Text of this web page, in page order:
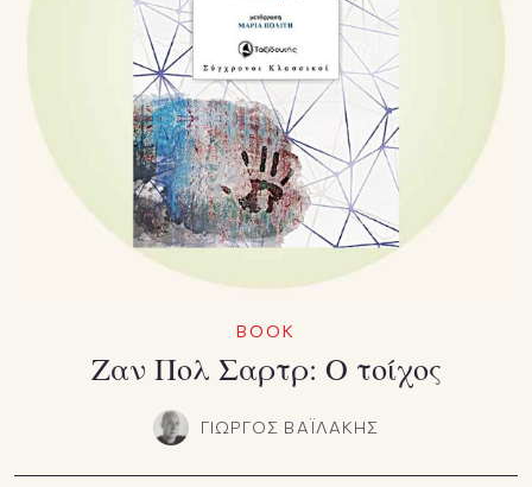
BOOK
Ζαν Πολ Σαρτρ: Ο τοίχος
ΓΙΩΡΓΟΣ ΒΑΪΛΑΚΗΣ